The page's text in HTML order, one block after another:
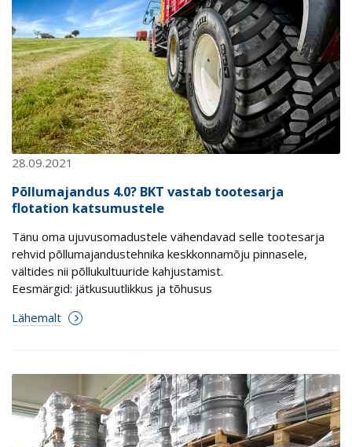
28.09.2021
Põllumajandus 4.0? BKT vastab tootesarja
flotation katsumustele
Tänu oma ujuvusomadustele vähendavad selle tootesarja
rehvid põllumajandustehnika keskkonnamõju pinnasele,
vältides nii põllukultuuride kahjustamist.
Eesmärgid: jätkusuutlikkus ja tõhusus
Lähemalt